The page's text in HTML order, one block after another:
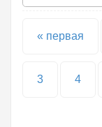
Страницы
« первая
3 4